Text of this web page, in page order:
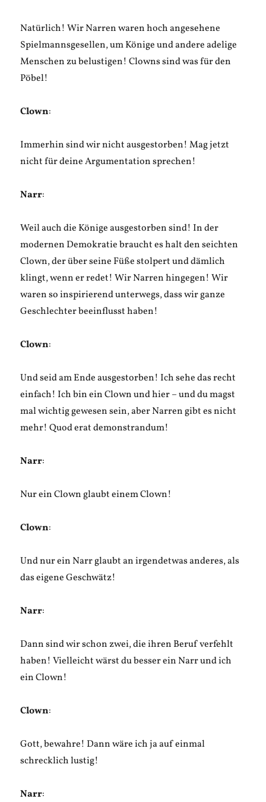
Natürlich! Wir Narren waren hoch angesehene
Spielmannsgesellen, um Könige und andere adelige
Menschen zu belustigen! Clowns sind was für den
Pöbel!
Clown:
Immerhin sind wir nicht ausgestorben! Mag jetzt
nicht für deine Argumentation sprechen!
Narr:
Weil auch die Könige ausgestorben sind! In der
modernen Demokratie braucht es halt den seichten
Clown, der über seine Füße stolpert und dämlich
klingt, wenn er redet! Wir Narren hingegen! Wir
waren so inspirierend unterwegs, dass wir ganze
Geschlechter beeinflusst haben!
Clown:
Und seid am Ende ausgestorben! Ich sehe das recht
einfach! Ich bin ein Clown und hier – und du magst
mal wichtig gewesen sein, aber Narren gibt es nicht
mehr! Quod erat demonstrandum!
Narr:
Nur ein Clown glaubt einem Clown!
Clown:
Und nur ein Narr glaubt an irgendetwas anderes, als
das eigene Geschwätz!
Narr:
Dann sind wir schon zwei, die ihren Beruf verfehlt
haben! Vielleicht wärst du besser ein Narr und ich
ein Clown!
Clown:
Gott, bewahre! Dann wäre ich ja auf einmal
schrecklich lustig!
Narr: